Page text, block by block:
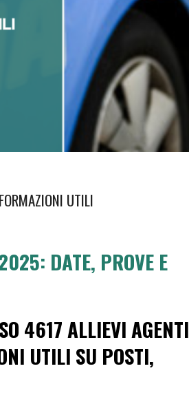
UTILI
DATE, PROVE E
4617 ALLIEVI AGENTI
UTILI SU POSTI,